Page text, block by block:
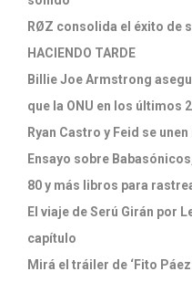
RØZ consolida el éxito de
HACIENDO TARDE
Billie Joe Armstrong
que la ONU en los últimos
Ryan Castro y Feid se
Ensayo sobre
80 y más libros para
El viaje de Serú Girán por
capítulo
Mirá el tráiler de ‘Fito